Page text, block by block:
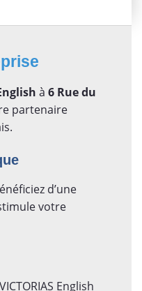
à 6 Rue du
partenaire
d’une
votre
English